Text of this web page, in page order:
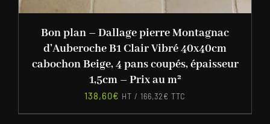
Bon plan – Dallage pierre Montagnac
d’Auberoche B1 Clair Vibré 40x40cm
cabochon Beige, 4 pans coupés, épaisseur
1,5cm – Prix au m²
138,60€ HT / 166,32€ TTC